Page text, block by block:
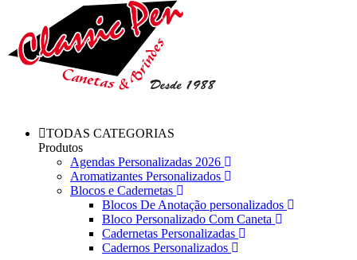
TODAS CATEGORIAS
Produtos
Agendas Personalizadas 2026
Aromatizantes Personalizados
Blocos e Cadernetas
Blocos De Anotação personalizados
Bloco Personalizado Com Caneta
Cadernetas Personalizadas
Cadernos Personalizados